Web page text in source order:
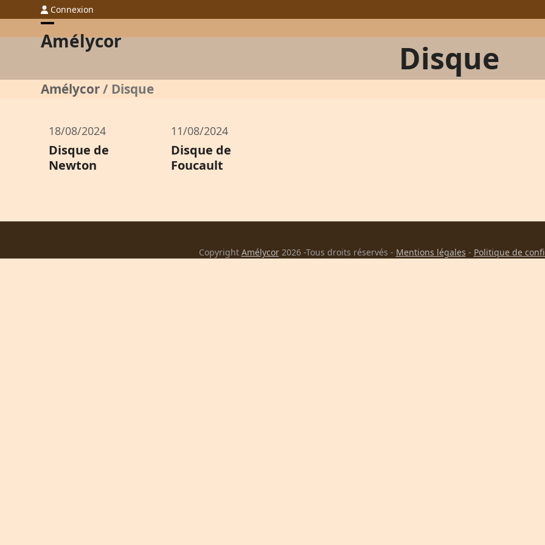
to
content
Connexion
Amélycor
Open
menu
Close
menu
Disque
Amélycor/ Disque
18/08/2024
Disque de
Newton
11/08/2024
Disque de
Foucault
Copyright Amélycor2026 -Tous droits réservés - Mentions légales - Politique de